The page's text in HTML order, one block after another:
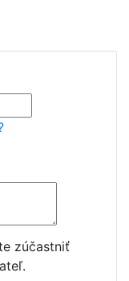
zúčastniť